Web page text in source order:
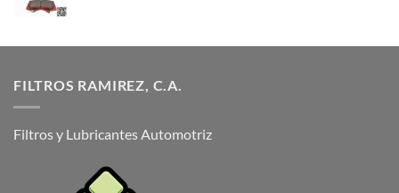
FILTROS RAMIREZ, C.A.
Filtros y Lubricantes Automotriz